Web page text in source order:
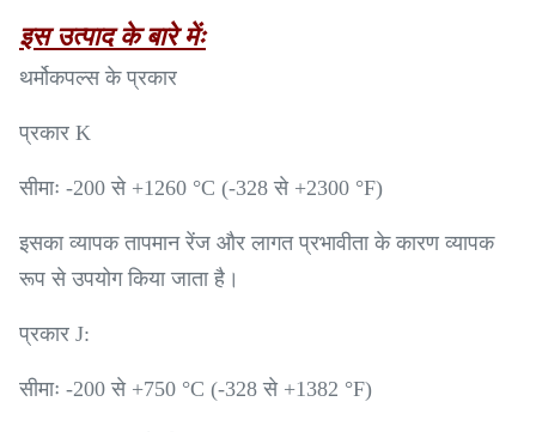
इस उत्पाद के बारे मेंः
थर्मोकपल्स के प्रकार
प्रकार K
सीमाः -200 से +1260 °C (-328 से +2300 °F)
इसका व्यापक तापमान रेंज और लागत प्रभावीता के कारण व्यापक
रूप से उपयोग किया जाता है।
प्रकार J:
सीमाः -200 से +750 °C (-328 से +1382 °F)